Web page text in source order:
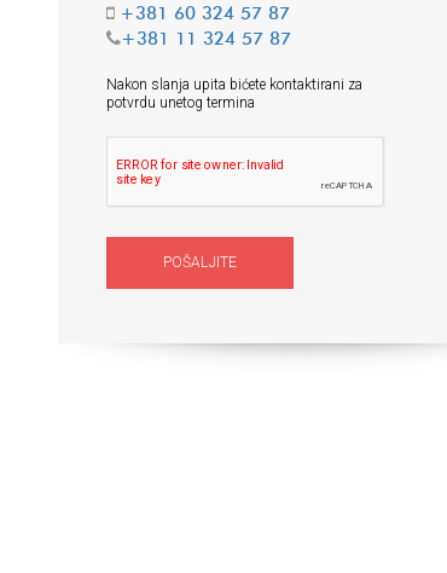
+381 60 324 57 87
+381 11 324 57 87
Nakon slanja upita bićete kontaktirani za
potvrdu unetog termina